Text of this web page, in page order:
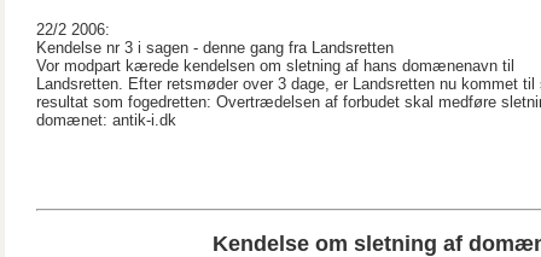
22/2 2006:
Kendelse nr 3 i sagen - denne gang fra Landsretten
Vor modpart kærede kendelsen om sletning af hans domænenavn til
Landsretten. Efter retsmøder over 3 dage, er Landsretten nu kommet til
resultat som fogedretten: Overtrædelsen af forbudet skal medføre
domænet: antik-i.dk
Kendelse om sletning af